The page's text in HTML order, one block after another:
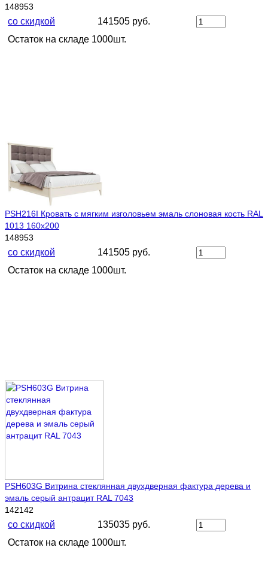
148953
со скидкой
141505 руб.
Остаток на складе 1000шт.
PSH216I Кровать с мягким изголовьем эмаль слоновая кость RAL
1013 160х200
148953
со скидкой
141505 руб.
Остаток на складе 1000шт.
PSH603G Витрина стеклянная двухдверная фактура дерева и
эмаль серый антрацит RAL 7043
142142
со скидкой
135035 руб.
Остаток на складе 1000шт.